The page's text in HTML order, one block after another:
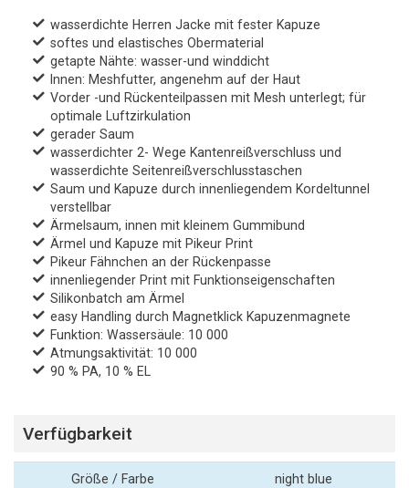
wasserdichte Herren Jacke mit fester Kapuze
softes und elastisches Obermaterial
getapte Nähte: wasser-und winddicht
Innen: Meshfutter, angenehm auf der Haut
Vorder -und Rückenteilpassen mit Mesh unterlegt; für
optimale Luftzirkulation
gerader Saum
wasserdichter 2- Wege Kantenreißverschluss und
wasserdichte Seitenreißverschlusstaschen
Saum und Kapuze durch innenliegendem Kordeltunnel
verstellbar
Ärmelsaum, innen mit kleinem Gummibund
Ärmel und Kapuze mit Pikeur Print
Pikeur Fähnchen an der Rückenpasse
innenliegender Print mit Funktionseigenschaften
Silikonbatch am Ärmel
easy Handling durch Magnetklick Kapuzenmagnete
Funktion: Wassersäule: 10 000
Atmungsaktivität: 10 000
90 % PA, 10 % EL
Verfügbarkeit
Größe / Farbe night blue